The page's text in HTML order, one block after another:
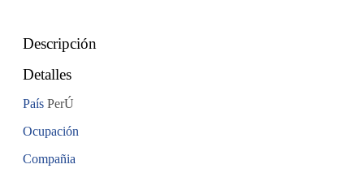
Descripción
Detalles
País PerÚ
Ocupación
Compañia